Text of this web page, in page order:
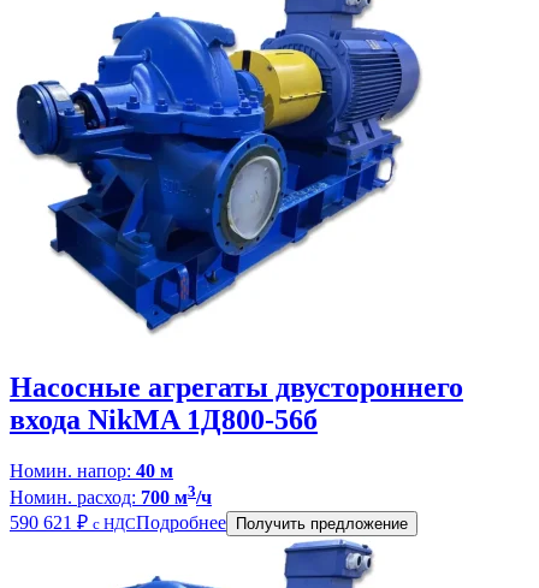
Насосные агрегаты двустороннего
входа NikMA 1Д800-56б
Номин. напор: 40 м
Номин. расход: 700 м3/ч
590 621 ₽ с НДСПодробнее Получить предложение